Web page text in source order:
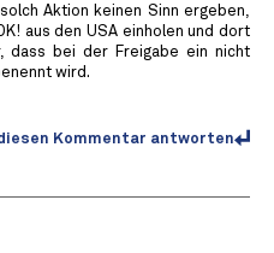
Aktion keinen Sinn ergeben,
aus den USA einholen und dort
dass bei der Freigabe ein nicht
wird.
Kommentar antworten